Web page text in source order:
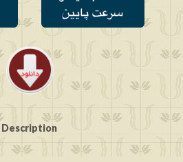
Description